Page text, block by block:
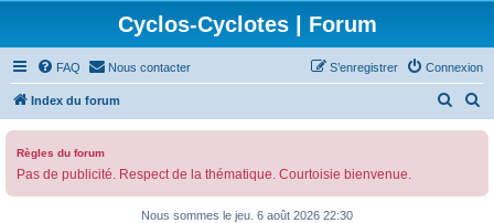
Cyclos-Cyclotes | Forum
FAQ Nous contacter Connexion
S’enregistrer
Index du forum
Règles du forum
Pas de publicité. Respect de la thématique. Courtoisie bienvenue.
Nous sommes le jeu. 6 août 2026 22:30